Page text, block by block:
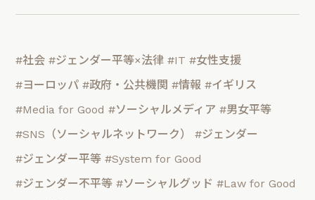
#社会 #ジェンダー平等×法律 #IT #女性支援
#ヨーロッパ #政府・公共機関 #情報 #イギリス
#Media for Good #ソーシャルメディア #男女平等
#SNS（ソーシャルネットワーク）
#ジェンダー
#ジェンダー平等 #System for Good
#ジェンダー不平等 #ソーシャルグッド #Law for Good